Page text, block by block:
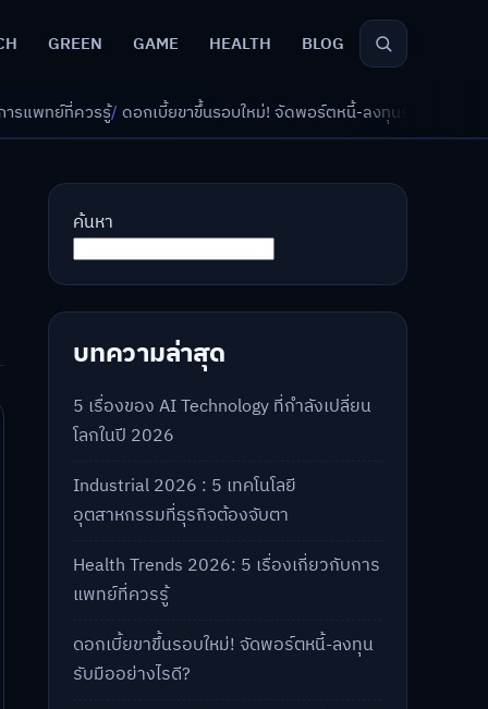
GREEN GAME HEALTH BLOG
กเบี้ยขาขึ้นรอบใหม่! จัดพอร์ตหนี้-ลงทุนรับมืออย่างไรดี?/AI จัดพอร์ตเ
ค้นหา
บทความล่าสุด
5 เรื่องของ AI Technology ที่กำลังเปลี่ยน
โลกในปี 2026
Industrial 2026 : 5 เทคโนโลยี
อุตสาหกรรมที่ธุรกิจต้องจับตา
Health Trends 2026: 5 เรื่องเกี่ยวกับการ
แพทย์ที่ควรรู้
ดอกเบี้ยขาขึ้นรอบใหม่! จัดพอร์ตหนี้-ลงทุน
รับมืออย่างไรดี?